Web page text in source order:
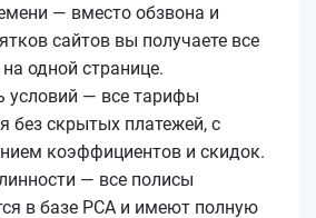
— вместо обзвона и
сайтов вы получаете все
одной странице.
условий — все тарифы
без скрытых платежей, с
коэффициентов и скидок.
— все полисы
в базе РСА и имеют полную